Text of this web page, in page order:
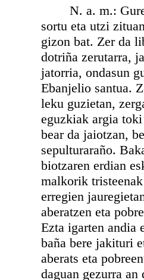
N. a. m.: Gure
sortu eta utzi
gizon bat. Zer da
dotriña zerutarra,
jatorria, ondasun
Ebanjelio santua.
leku guzietan,
eguzkiak argia toki
bear da jaiotzan,
sepulturaraño.
biotzaren erdian
malkorik
erregien
aberatzen eta
Ezta igarten andia
baña bere jakituri
aberats eta
daguan gezurra an